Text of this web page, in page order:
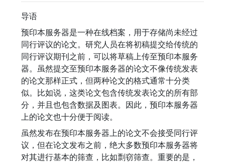
导语
预印本服务器是一种在线档案，用于存储尚未经过
同行评议的论文。研究人员在将初稿提交给传统的
同行评议期刊之前，可以将草稿上传至预印本服务
器。虽然提交至预印本服务器的论文不像传统发表
的论文那样正式，但两种论文的格式通常十分类
似。比如说，这类论文包含传统发表论文的所有部
分，并且也包含数据及图表。因此，预印本服务器
上的论文也十分便于阅读。
虽然发布在预印本服务器上的论文不会接受同行评
议，但在论文发布之前，绝大多数预印本服务器将
对其进行基本的筛查，比如剽窃筛查。重要的是，